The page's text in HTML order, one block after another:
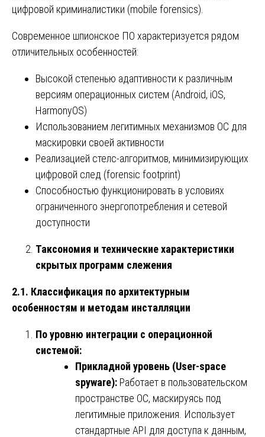
цифровой криминалистики (mobile forensics).
Современное шпионское ПО характеризуется рядом
отличительных особенностей:
Высокой степенью адаптивности к различным
версиям операционных систем (Android, iOS,
HarmonyOS)
Использованием легитимных механизмов ОС для
маскировки своей активности
Реализацией стелс-алгоритмов, минимизирующих
цифровой след (forensic footprint)
Способностью функционировать в условиях
ограниченного энергопотребления и сетевой
доступности
Таксономия и технические характеристики
скрытых программ слежения
2.1. Классификация по архитектурным
особенностям и методам инсталляции
По уровню интеграции с операционной
системой:
Прикладной уровень (User-space
spyware): Работает в пользовательском
пространстве ОС, маскируясь под
легитимные приложения. Использует
стандартные API для доступа к данным,